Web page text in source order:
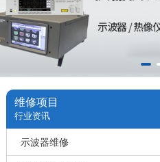
维修项目
行业资讯
示波器维修